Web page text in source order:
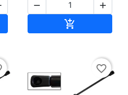
 

favorite_border